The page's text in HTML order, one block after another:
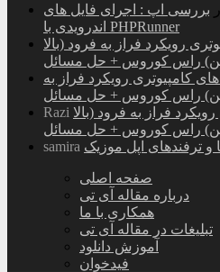
بررسی اپ : اجرای فایل های PHP در گوشی
اندرویدی با PHPRunner
رویکرد فراز به فرود (بالا
راس کوروس + حل مسائل
کامپیوتری رویکرد فراز به
راس کوروس + حل مسائل
Razi فراز به فرود (بالا
راس کوروس + حل مسائل
samira
صفحه اصلی
درباره مقاله آی تی
همکاری با ما
تبلیغات در مقاله آی تی
آموزش دانلود
فیدخوان